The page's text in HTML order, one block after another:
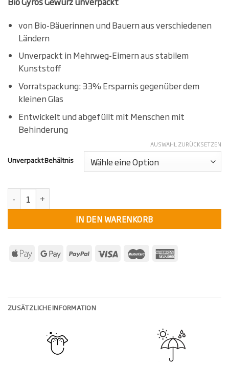
von Bio-Bäuerinnen und Bauern aus verschiedenen
Ländern
Unverpackt in Mehrweg-Eimern aus stabilem
Kunststoff
Vorratspackung: 33% Ersparnis gegenüber dem
kleinen Glas
Entwickelt und abgefüllt mit Menschen mit
Behinderung
Unverpackt Behältnis
AUSWAHL ZURÜCKSETZEN
KollektivKräuter Bio Gyros Gewürz (Unverpackt) Menge
IN DEN WARENKORB
ZUSÄTZLICHE INFORMATION